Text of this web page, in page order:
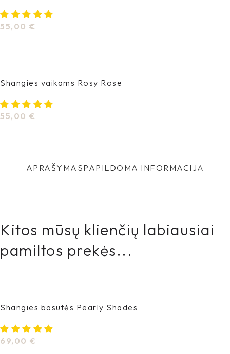
55,00 €
Shangies vaikams Rosy Rose
55,00 €
APRAŠYMASPAPILDOMA INFORMACIJA
Kitos mūsų klienčių labiausiai
pamiltos prekės...
Shangies basutės Pearly Shades
69,00 €